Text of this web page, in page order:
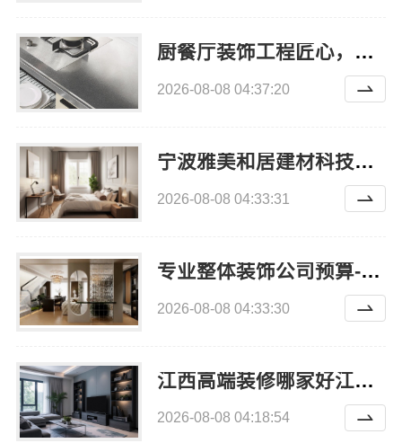
厨餐厅装饰工程匠心，华居不锈钢环保耐用
2026-08-08 04:37:20
宁波雅美和居建材科技：镇海家装设计合作联系方式
2026-08-08 04:33:31
专业整体装饰公司预算-南通宏域全宅装饰建材有限公司
2026-08-08 04:33:30
江西高端装修哪家好江西圣匠新型环保材料有限公司
2026-08-08 04:18:54